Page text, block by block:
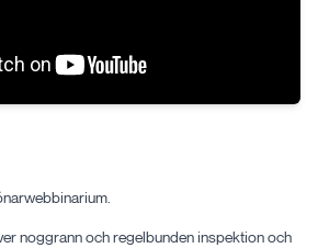
noggrann och regelbunden inspektion och